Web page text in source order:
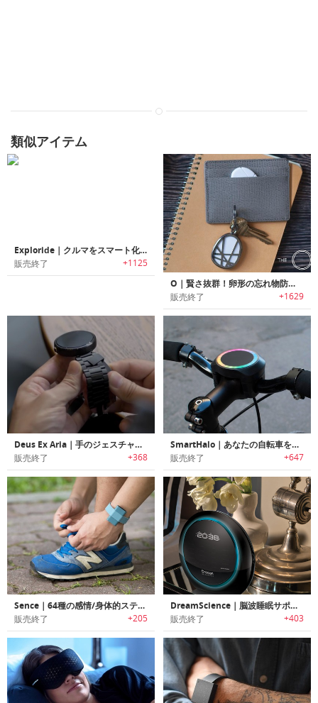
類似アイテム
Exploride｜クルマをスマート化する 透明ディスプレイデバイス「エクスプロライド」
販売終了
+1125
O｜賢さ抜群！卵形の忘れ物防止デバイス「オー」
販売終了 +1629
Deus Ex Aria｜手のジェスチャーでスマートウォッチの操作を行うデバイス「デウス・エクス・アリア」
販売終了 +368
SmartHalo｜あなたの自転車をスマートバイクに変える「スマートヘイロー」
販売終了 +647
Sence｜64種の感情/身体的ステータスをトラッキング可能なヘルス/感情トラッカー「センス」
販売終了 +205
DreamScience｜脳波睡眠サポートデバイス ドリームサイエンス
販売終了 +403